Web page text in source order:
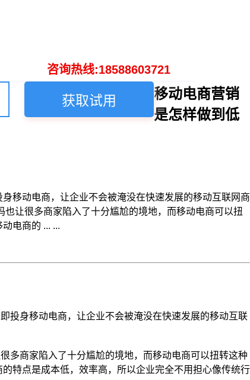
咨询热线:18588603721
获取试用
移动电商营销
是怎样做到低
移动电商，让企业不会被淹没在快速发展的移动互联网商
让很多商家陷入了十分尴尬的境地，而移动电商可以扭
电商的 ... ...
投身移动电商，让企业不会被淹没在快速发展的移动互联
多商家陷入了十分尴尬的境地，而移动电商可以扭转这种
特点是成本低，效率高，所以企业完全不用担心像传统行